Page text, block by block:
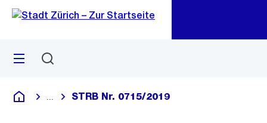
Navigation
Sprunglink
Menü
Deutsch
Blende alle Breadcrumbs ein
STRB Nr. 0715/2019